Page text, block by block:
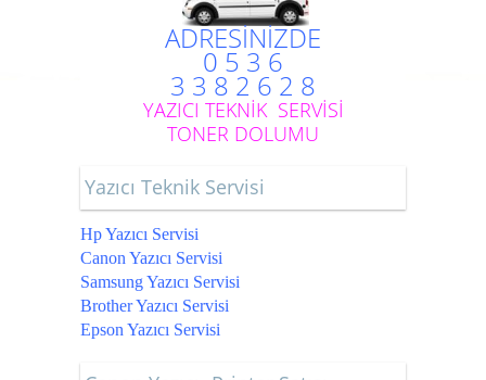
ADRESİNİZDE
0 5 3 6
3 3 8 2 6 2 8
YAZICI TEKNİK SERVİSİ
TONER DOLUMU
Yazıcı Teknik Servisi
Hp Yazıcı Servisi
Canon Yazıcı Servisi
Samsung Yazıcı Servisi
Brother Yazıcı Servisi
Epson Yazıcı Servisi